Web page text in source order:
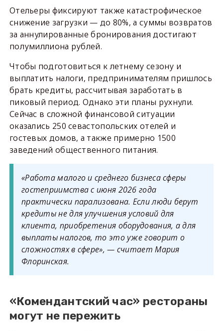
Отельеры фиксируют также катастрофическое
снижение загрузки — до 80%, а суммы возвратов
за аннулированные бронирования достигают
полумиллиона рублей.
Чтобы подготовиться к летнему сезону и
выплатить налоги, предпринимателям пришлось
брать кредиты, рассчитывая заработать в
пиковый период. Однако эти планы рухнули.
Сейчас в сложной финансовой ситуации
оказались 250 севастопольских отелей и
гостевых домов, а также примерно 1500
заведений общественного питания.
«Работа малого и среднего бизнеса сферы
гостеприимства с июня 2026 года
практически парализована. Если люди берут
кредиты не для улучшения условий для
клиента, приобретения оборудования, а для
выплаты налогов, то это уже говорит о
сложностях в сфере», — считает Мария
Флоринская.
«Комендантский час» рестораны
могут не пережить